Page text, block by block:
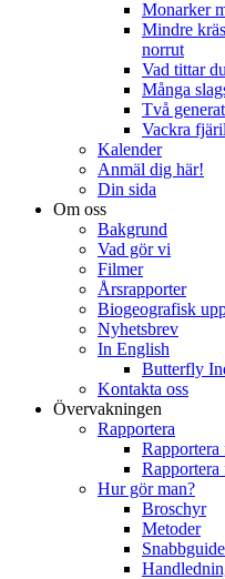
Monarker
Mindre
norrut
Vad tittar
Många
Två
Vackra
Kalender
Anmäl dig här!
Din sida
Om oss
Bakgrund
Vad gör vi
Filmer
Årsrapporter
Biogeografisk
Nyhetsbrev
In English
Butterfly
Kontakta oss
Övervakningen
Rapportera
Rapportera
Hur gör man?
Broschyr
Metoder
Snabbguide